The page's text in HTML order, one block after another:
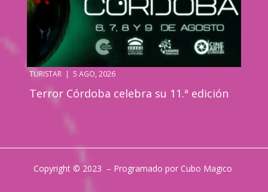
TURISTAR | 5 AGO, 2026
Terror Córdoba celebra su 11.ª edición
Copyright © 2023 – Programado por Cubo Magico